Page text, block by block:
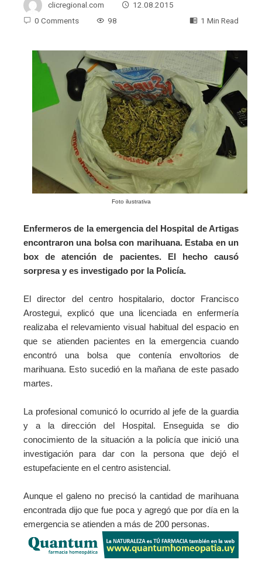
clicregional.com
12.08.2015
0 Comments
98 1 Min Read
Foto ilustrativa
Enfermeros de la emergencia del Hospital de Artigas
encontraron una bolsa con marihuana. Estaba en un
box de atención de pacientes. El hecho causó
sorpresa y es investigado por la Policía.
El director del centro hospitalario, doctor Francisco
Arostegui, explicó que una licenciada en enfermería
realizaba el relevamiento visual habitual del espacio en
que se atienden pacientes en la emergencia cuando
encontró una bolsa que contenía envoltorios de
marihuana. Esto sucedió en la mañana de este pasado
martes.
La profesional comunicó lo ocurrido al jefe de la guardia
y a la dirección del Hospital. Enseguida se dio
conocimiento de la situación a la policía que inició una
investigación para dar con la persona que dejó el
estupefaciente en el centro asistencial.
Aunque el galeno no precisó la cantidad de marihuana
encontrada dijo que fue poca y agregó que por día en la
emergencia se atienden a más de 200 personas.